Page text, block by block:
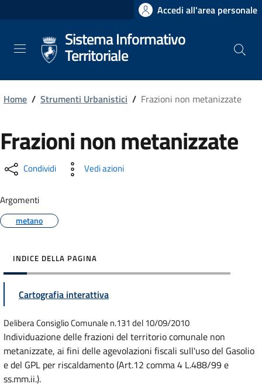
al
principale
Accedi all'area personale
Sistema Informativo
Territoriale
Home / Strumenti Urbanistici / Frazioni non metanizzate
Frazioni non metanizzate
Condividi Vedi azioni
Argomenti
metano
INDICE DELLA PAGINA
Cartografia interattiva
Delibera Consiglio Comunale n.131 del 10/09/2010
Individuazione delle frazioni del territorio comunale non
metanizzate, ai fini delle agevolazioni fiscali sull'uso del Gasolio
e del GPL per riscaldamento (Art.12 comma 4 L.488/99 e
ss.mm.ii.).